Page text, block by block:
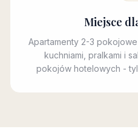
Miejsce
Apartamenty 2-3
kuchniami, pralkami i
pokojów hotelowych -